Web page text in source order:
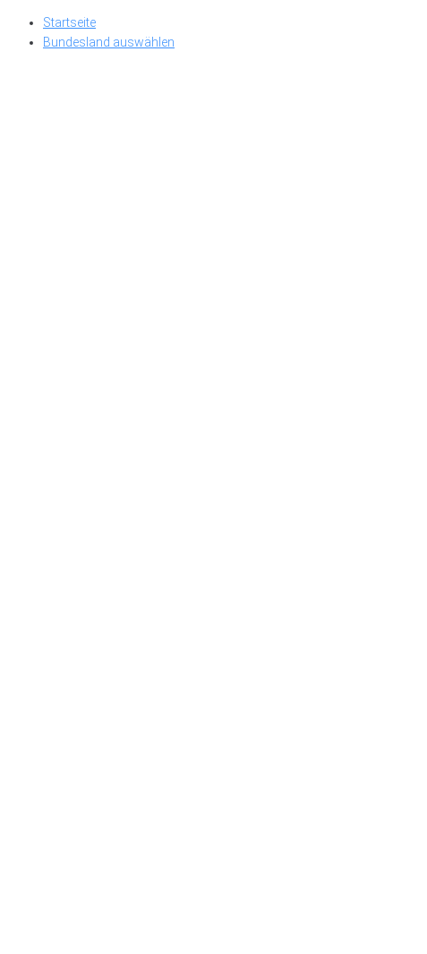
Skip
Startseite
Bundesland auswählen